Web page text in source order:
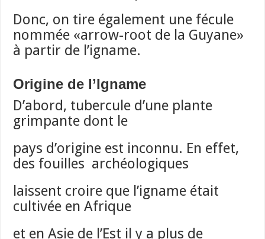
Donc, on tire également une fécule
nommée «arrow-root de la Guyane»
à partir de l’igname.
Origine de l’Igname
D’abord, tubercule d’une plante
grimpante dont le
pays d’origine est inconnu. En effet,
des fouilles archéologiques
laissent croire que l’igname était
cultivée en Afrique
et en Asie de l’Est il y a plus de